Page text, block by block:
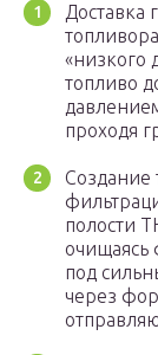
Доставка
«низкого
топливо
проходя
Создание
полости
очищаясь
под
через